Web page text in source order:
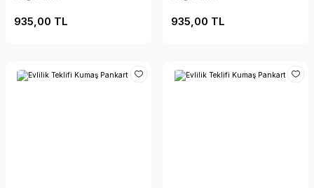
935,00 TL 935,00 TL